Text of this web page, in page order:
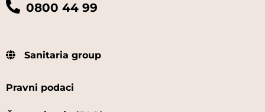
0800 44 99
Sanitaria group
Pravni podaci